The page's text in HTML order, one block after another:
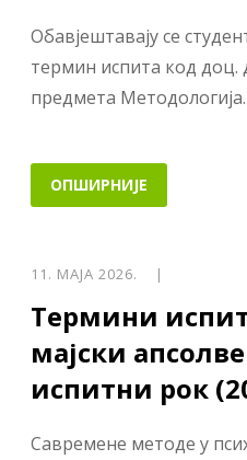
Обавјештавају се
термин испита код
предмета
ОПШИРНИЈЕ
11. МАЈА 2026. |
Термини
мајски
испитни рок
Савремене методе у